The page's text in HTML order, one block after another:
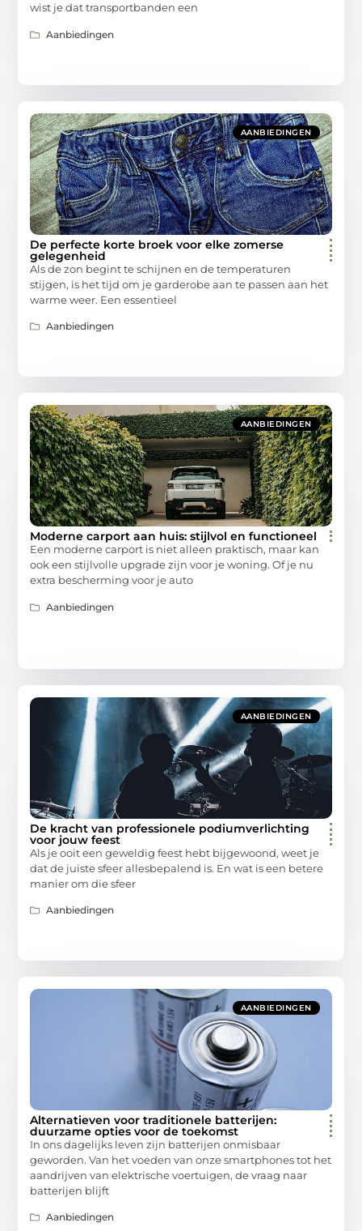
wist je dat transportbanden een
Aanbiedingen
AANBIEDINGEN
De perfecte korte broek voor elke zomerse
gelegenheid
Als de zon begint te schijnen en de temperaturen
stijgen, is het tijd om je garderobe aan te passen aan het
warme weer. Een essentieel
Aanbiedingen
AANBIEDINGEN
Moderne carport aan huis: stijlvol en functioneel
Een moderne carport is niet alleen praktisch, maar kan
ook een stijlvolle upgrade zijn voor je woning. Of je nu
extra bescherming voor je auto
Aanbiedingen
AANBIEDINGEN
De kracht van professionele podiumverlichting
voor jouw feest
Als je ooit een geweldig feest hebt bijgewoond, weet je
dat de juiste sfeer allesbepalend is. En wat is een betere
manier om die sfeer
Aanbiedingen
AANBIEDINGEN
Alternatieven voor traditionele batterijen:
duurzame opties voor de toekomst
In ons dagelijks leven zijn batterijen onmisbaar
geworden. Van het voeden van onze smartphones tot het
aandrijven van elektrische voertuigen, de vraag naar
batterijen blijft
Aanbiedingen